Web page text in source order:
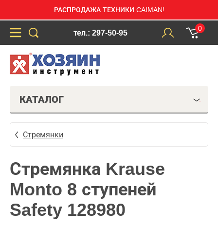
РАСПРОДАЖА ТЕХНИКИ CAIMAN!
тел.: 297-50-95
0
КАТАЛОГ
Стремянки
Стремянка Krause
Monto 8 ступеней
Safety 128980